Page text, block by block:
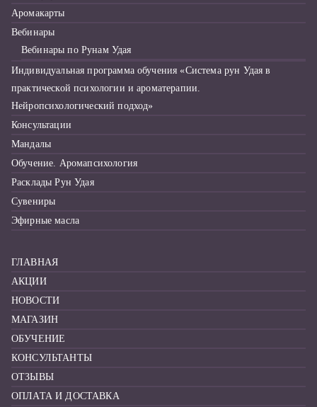
Аромакарты
Вебинары
Вебинары по Рунам Удая
Индивидуальная программа обучения «Система рун Удая в
практической психологии и ароматерапии.
Нейропсихологический подход»
Консультации
Мандалы
Обучение. Аромапсихология
Расклады Рун Удая
Сувениры
Эфирные масла
ГЛАВНАЯ
АКЦИИ
НОВОСТИ
МАГАЗИН
ОБУЧЕНИЕ
КОНСУЛЬТАНТЫ
ОТЗЫВЫ
ОПЛАТА И ДОСТАВКА